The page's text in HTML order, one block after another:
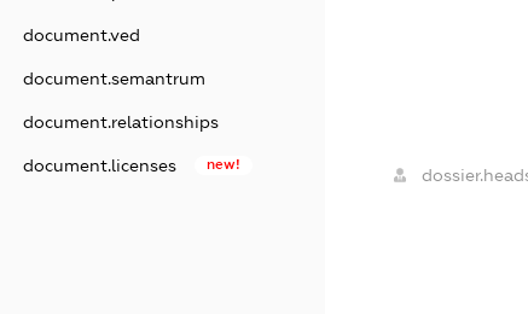
document.ved
document.semantrum
document.relationships
document.licenses new!